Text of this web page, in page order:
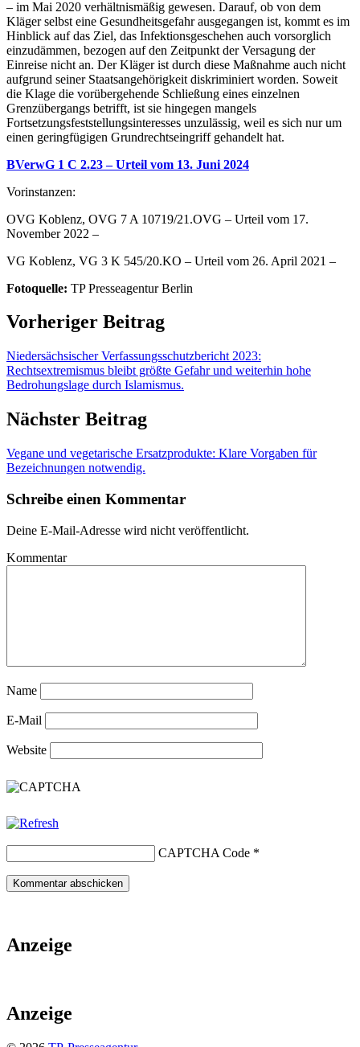
– im Mai 2020 verhältnismäßig gewesen. Darauf, ob von dem
Kläger selbst eine Gesundheitsgefahr ausgegangen ist, kommt es im
Hinblick auf das Ziel, das Infektionsgeschehen auch vorsorglich
einzudämmen, bezogen auf den Zeitpunkt der Versagung der
Einreise nicht an. Der Kläger ist durch diese Maßnahme auch nicht
aufgrund seiner Staatsangehörigkeit diskriminiert worden. Soweit
die Klage die vorübergehende Schließung eines einzelnen
Grenzübergangs betrifft, ist sie hingegen mangels
Fortsetzungsfeststellungsinteresses unzulässig, weil es sich nur um
einen geringfügigen Grundrechtseingriff gehandelt hat.
BVerwG 1 C 2.23 – Urteil vom 13. Juni 2024
Vorinstanzen:
OVG Koblenz, OVG 7 A 10719/21.OVG – Urteil vom 17.
November 2022 –
VG Koblenz, VG 3 K 545/20.KO – Urteil vom 26. April 2021 –
Fotoquelle: TP Presseagentur Berlin
Vorheriger Beitrag
Niedersächsischer Verfassungsschutzbericht 2023:
Rechtsextremismus bleibt größte Gefahr und weiterhin hohe
Bedrohungslage durch Islamismus.
Nächster Beitrag
Vegane und vegetarische Ersatzprodukte: Klare Vorgaben für
Bezeichnungen notwendig.
Schreibe einen Kommentar
Deine E-Mail-Adresse wird nicht veröffentlicht.
Kommentar
Name
E-Mail
Website
CAPTCHA Code *
Anzeige
Anzeige